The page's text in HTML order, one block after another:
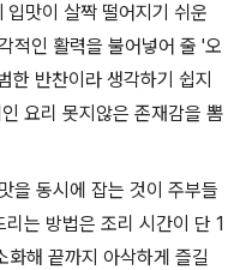
맛이 살짝 떨어지기 쉬운
적인 활력을 불어넣어 줄 '오
한 반찬이라 생각하기 쉽지
요리 못지않은 존재감을 뽐
을 동시에 잡는 것이 주부들
는 방법은 조리 시간이 단 1
해 끝까지 아삭하게 즐길